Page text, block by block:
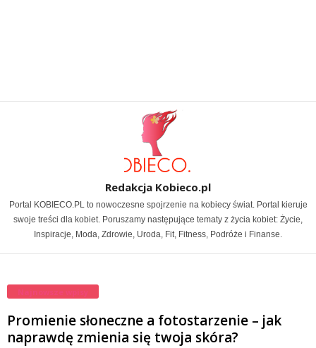
Redakcja Kobieco.pl
Portal KOBIECO.PL to nowoczesne spojrzenie na kobiecy świat. Portal kieruje
swoje treści dla kobiet. Poruszamy następujące tematy z życia kobiet: Życie,
Inspiracje, Moda, Zdrowie, Uroda, Fit, Fitness, Podróże i Finanse.
Najnowsze wpisy
Promienie słoneczne a fotostarzenie – jak
naprawdę zmienia się twoja skóra?